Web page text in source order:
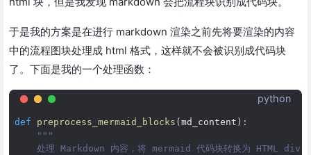
于是我的方案是在进行 markdown 渲染之前先将要渲染的内容
中的流程图块处理成 html 格式，这样就不会被识别成代码块
了。下面是我的一个处理函数：
python
def preprocess_mermaid_blocks (md_content ):
"""
处理 Markdown 内容，将 mermaid 代码块转换为 HTML div，